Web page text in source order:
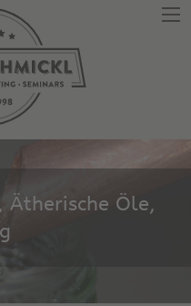
Ätherische Öle,